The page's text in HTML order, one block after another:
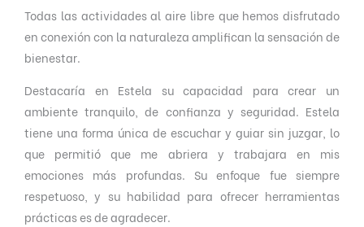
Todas las actividades al aire libre que hemos disfrutado
en conexión con la naturaleza amplifican la sensación de
bienestar.
Destacaría en Estela su capacidad para crear un
ambiente tranquilo, de confianza y seguridad. Estela
tiene una forma única de escuchar y guiar sin juzgar, lo
que permitió que me abriera y trabajara en mis
emociones más profundas. Su enfoque fue siempre
respetuoso, y su habilidad para ofrecer herramientas
prácticas es de agradecer.